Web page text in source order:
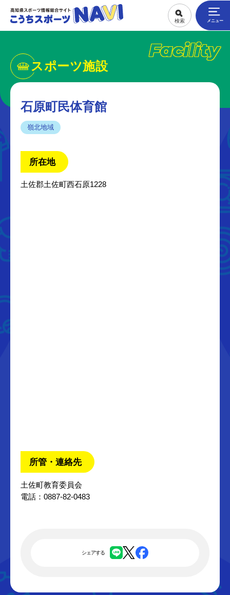
Facility
スポーツ施設
石原町民体育館
嶺北地域
所在地
土佐郡土佐町西石原1228
所管・連絡先
土佐町教育委員会
電話：0887-82-0483
シェアする